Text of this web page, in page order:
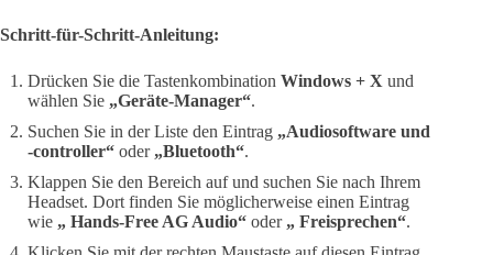
Schritt-für-Schritt-Anleitung:
Drücken Sie die Tastenkombination Windows + X und
wählen Sie „Geräte-Manager“.
Suchen Sie in der Liste den Eintrag „Audiosoftware und
-controller“ oder „Bluetooth“.
Klappen Sie den Bereich auf und suchen Sie nach Ihrem
Headset. Dort finden Sie möglicherweise einen Eintrag
wie „ Hands-Free AG Audio“ oder „ Freisprechen“.